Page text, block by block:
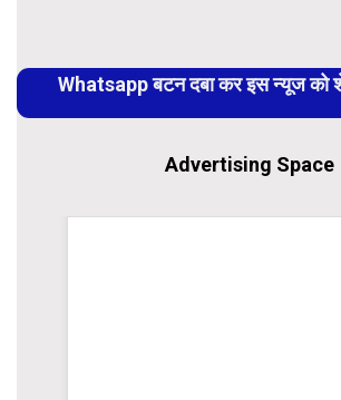
Reading
Whatsapp बटन दबा कर इस न्यूज
Advertising Space